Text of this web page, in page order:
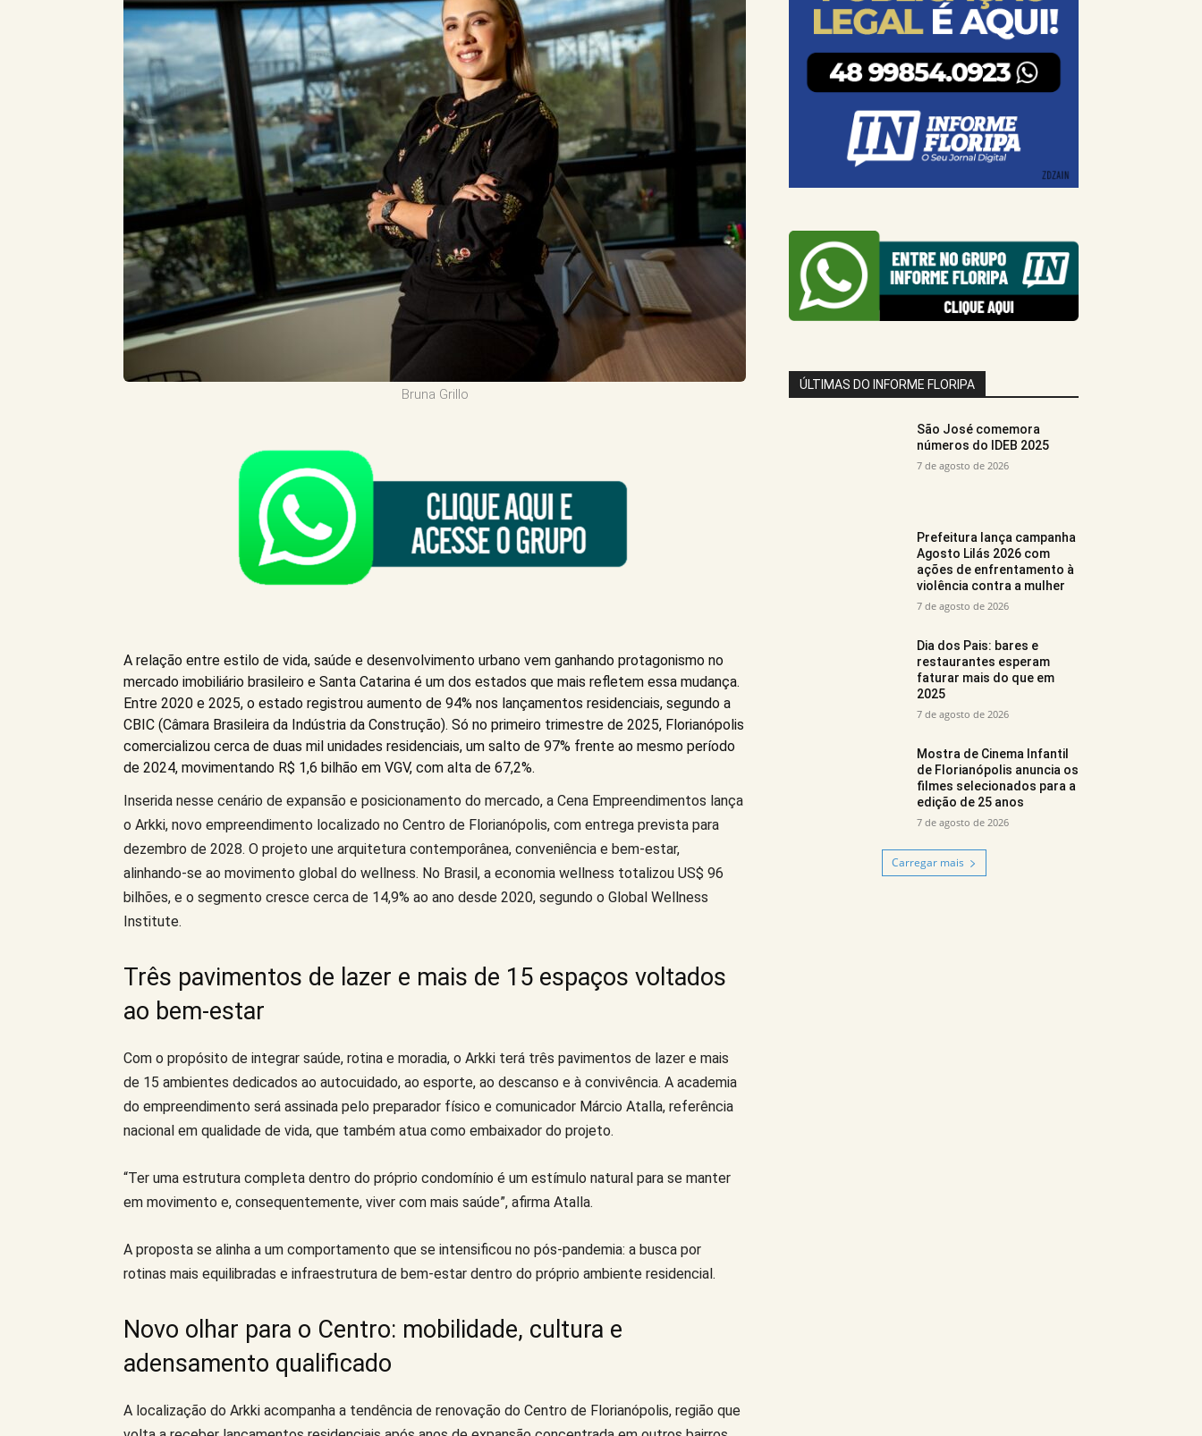
Bruna Grillo
A relação entre estilo de vida, saúde e desenvolvimento urbano vem ganhando protagonismo no
mercado imobiliário brasileiro e Santa Catarina é um dos estados que mais refletem essa mudança.
Entre 2020 e 2025, o estado registrou aumento de 94% nos lançamentos residenciais, segundo a
CBIC (Câmara Brasileira da Indústria da Construção). Só no primeiro trimestre de 2025, Florianópolis
comercializou cerca de duas mil unidades residenciais, um salto de 97% frente ao mesmo período
de 2024, movimentando R$ 1,6 bilhão em VGV, com alta de 67,2%.
Inserida nesse cenário de expansão e posicionamento do mercado, a Cena Empreendimentos lança
o Arkki, novo empreendimento localizado no Centro de Florianópolis, com entrega prevista para
dezembro de 2028. O projeto une arquitetura contemporânea, conveniência e bem-estar,
alinhando-se ao movimento global do wellness. No Brasil, a economia wellness totalizou US$ 96
bilhões, e o segmento cresce cerca de 14,9% ao ano desde 2020, segundo o Global Wellness
Institute.
Três pavimentos de lazer e mais de 15 espaços voltados
ao bem-estar
Com o propósito de integrar saúde, rotina e moradia, o Arkki terá três pavimentos de lazer e mais
de 15 ambientes dedicados ao autocuidado, ao esporte, ao descanso e à convivência. A academia
do empreendimento será assinada pelo preparador físico e comunicador Márcio Atalla, referência
nacional em qualidade de vida, que também atua como embaixador do projeto.
“Ter uma estrutura completa dentro do próprio condomínio é um estímulo natural para se manter
em movimento e, consequentemente, viver com mais saúde”, afirma Atalla.
A proposta se alinha a um comportamento que se intensificou no pós-pandemia: a busca por
rotinas mais equilibradas e infraestrutura de bem-estar dentro do próprio ambiente residencial.
Novo olhar para o Centro: mobilidade, cultura e
adensamento qualificado
A localização do Arkki acompanha a tendência de renovação do Centro de Florianópolis, região que
ÚLTIMAS DO INFORME FLORIPA
São José comemora
números do IDEB 2025
7 de agosto de 2026
Prefeitura lança campanha
Agosto Lilás 2026 com
ações de enfrentamento à
violência contra a mulher
7 de agosto de 2026
Dia dos Pais: bares e
restaurantes esperam
faturar mais do que em
2025
7 de agosto de 2026
Mostra de Cinema Infantil
de Florianópolis anuncia os
filmes selecionados para a
edição de 25 anos
7 de agosto de 2026
Carregar mais